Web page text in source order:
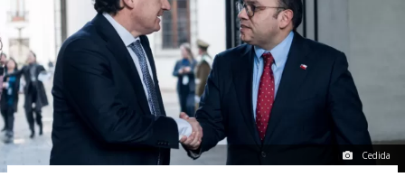
Cedida